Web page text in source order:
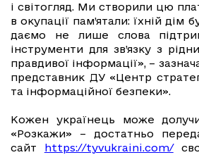
і світогляд. Ми створили цю
в окупації пам’ятали: їхній дім
даємо не лише слова
інструменти для зв’язку з
правдивої інформації», –
представник ДУ «Центр
та інформаційної безпеки».
Кожен українець може
«Розкажи» – достатньо
сайт https://tyvukraini.com/